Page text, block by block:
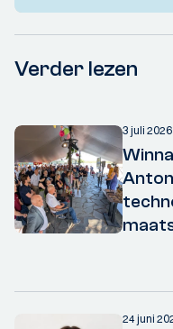
Verder lezen
3 juli 2026
24 juni